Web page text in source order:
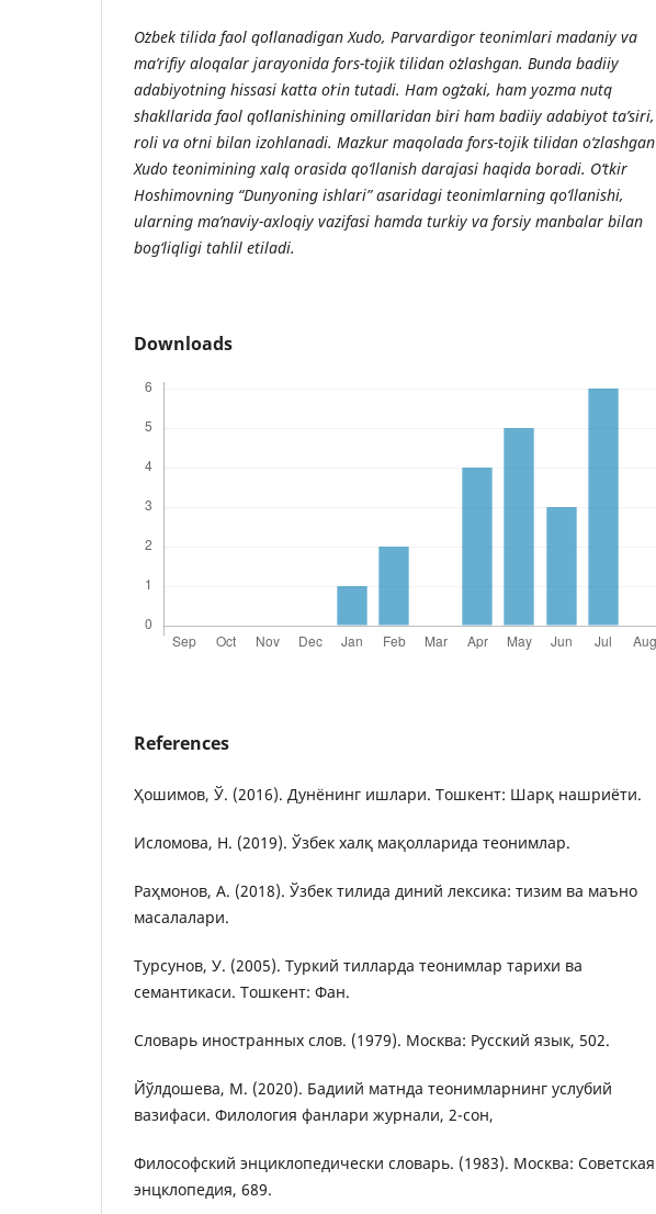
Ozbek tilida faol qollanadigan Xudo, Parvardigor teonimlari madaniy va
ma’rifiy aloqalar jarayonida fors-tojik tilidan ozlashgan. Bunda badiiy
adabiyotning hissasi katta orin tutadi. Ham ogzaki, ham yozma nutq
shakllarida faol qollanishining omillaridan biri ham badiiy adabiyot ta’siri,
roli va orni bilan izohlanadi. Mazkur maqolada fors-tojik tilidan o‘zlashgan
Xudo teonimining xalq orasida qo‘llanish darajasi haqida boradi. O‘tkir
Hoshimovning “Dunyoning ishlari” asaridagi teonimlarning qo‘llanishi,
ularning ma’naviy-axloqiy vazifasi hamda turkiy va forsiy manbalar bilan
bog‘liqligi tahlil etiladi.
Downloads
References
Ҳошимов, Ў. (2016). Дунёнинг ишлари. Тошкент: Шарқ нашриёти.
Исломова, Н. (2019). Ўзбек халқ мақолларида теонимлар.
Раҳмонов, А. (2018). Ўзбек тилида диний лексика: тизим ва маъно
масалалари.
Турсунов, У. (2005). Туркий тилларда теонимлар тарихи ва
семантикаси. Тошкент: Фан.
Словарь иностранных слов. (1979). Москва: Русский язык, 502.
Йўлдошева, М. (2020). Бадиий матнда теонимларнинг услубий
вазифаси. Филология фанлари журнали, 2-сон,
Философский энциклопедически словарь. (1983). Москва: Советская
энцклопедия, 689.